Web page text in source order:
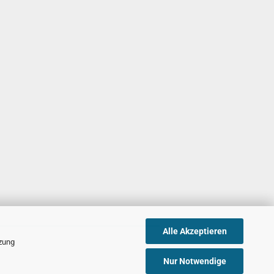
Alle Akzeptieren
Nur Notwendige